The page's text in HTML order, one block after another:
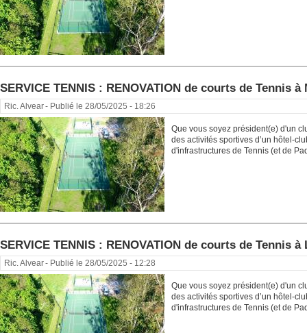
SERVICE TENNIS : RENOVATION de courts de Tennis à
Ric. Alvear- Publié le 28/05/2025 - 18:26
Que vous soyez président(e) d'un
des activités sportives d’un hôtel-
d'infrastructures de Tennis (et de
SERVICE TENNIS : RENOVATION de courts de Tennis à
Ric. Alvear- Publié le 28/05/2025 - 12:28
Que vous soyez président(e) d'un
des activités sportives d’un hôtel-
d'infrastructures de Tennis (et de